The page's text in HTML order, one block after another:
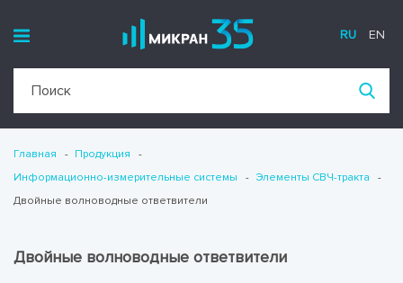
RU EN
Главная
Продукция
Информационно-измерительные системы
Элементы СВЧ-тракта
Двойные волноводные ответвители
Двойные волноводные ответвители